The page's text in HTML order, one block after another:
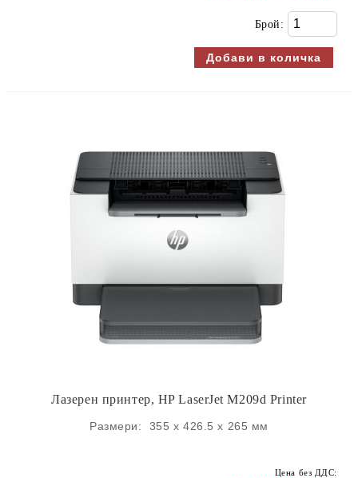
Брой:
Лазерен принтер, HP LaserJet M209d Printer
Размери: 355 x 426.5 x 265 мм
Цена без ДДС: